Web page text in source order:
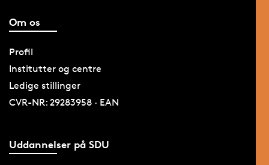
Om os
Profil
Institutter og centre
Ledige stillinger
CVR-NR: 29283958 · EAN
Uddannelser på SDU